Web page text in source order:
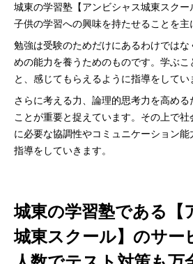
城東の学習塾【アンビシャス城東スクー
子供の学習への興味を持たせることを主
勉強は受験のためだけにあるわけでは
めの能力を養うためのものです。学ぶ
と、感じてもらえるように指導をしてい
さらに考える力、論理的思考力を高め
ことが重要と捉えています。その上で
に必要な協調性やコミュニケーション能
指導をしていきます。
城東の学習塾である【
城東スクール】のサー